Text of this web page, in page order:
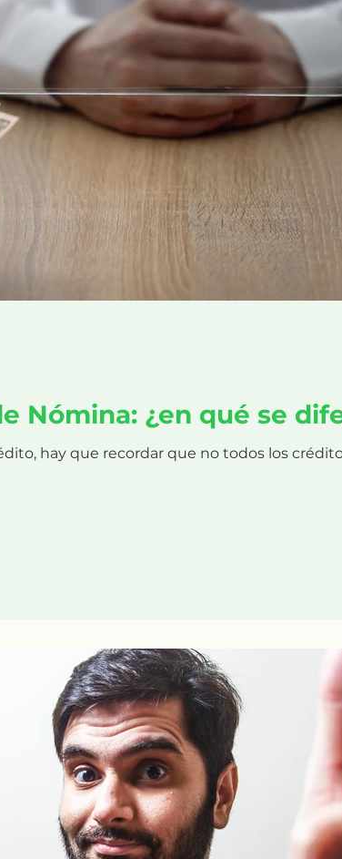
Nómina: ¿en qué se
hay que recordar que no todos los